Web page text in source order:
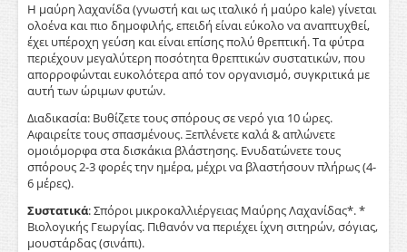
Η μαύρη λαχανίδα (γνωστή και ως ιταλικό ή μαύρο kale) γίνεται
ολοένα και πιο δημοφιλής, επειδή είναι εύκολο να αναπτυχθεί,
έχει υπέροχη γεύση και είναι επίσης πολύ θρεπτική. Τα φύτρα
περιέχουν μεγαλύτερη ποσότητα θρεπτικών συστατικών, που
απορροφώνται ευκολότερα από τον οργανισμό, συγκριτικά με
αυτή των ώριμων φυτών.
Διαδικασία: Βυθίζετε τους σπόρους σε νερό για 10 ώρες.
Αφαιρείτε τους σπασμένους. Ξεπλένετε καλά & απλώνετε
ομοιόμορφα στα δισκάκια βλάστησης. Ενυδατώνετε τους
σπόρους 2-3 φορές την ημέρα, μέχρι να βλαστήσουν πλήρως (4-
6 μέρες).
Συστατικά: Σπόροι μικροκαλλιέργειας Μαύρης Λαχανίδας*. *
Βιολογικής Γεωργίας. Πιθανόν να περιέχει ίχνη σιτηρών, σόγιας,
μουστάρδας (σινάπι).